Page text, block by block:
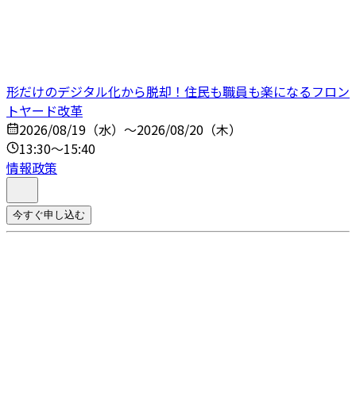
形だけのデジタル化から脱却！住民も職員も楽になるフロン
トヤード改革
2026/08/19（水）～2026/08/20（木）
13:30～15:40
情報政策
今すぐ申し込む